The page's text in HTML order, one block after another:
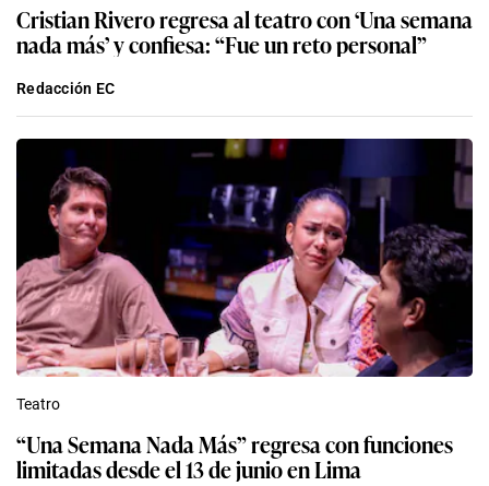
Cristian Rivero regresa al teatro con ‘Una semana
nada más’ y confiesa: “Fue un reto personal”
Redacción EC
Teatro
“Una Semana Nada Más” regresa con funciones
limitadas desde el 13 de junio en Lima